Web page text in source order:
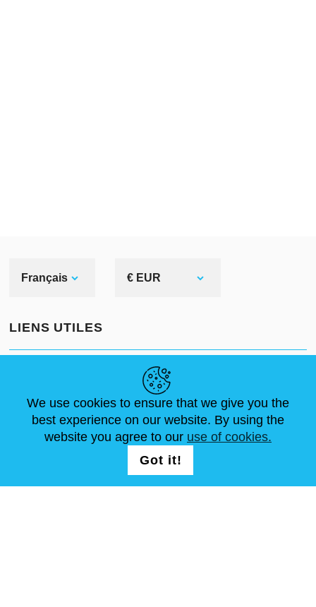
Français € EUR
LIENS UTILES
ABOUT USDIMENSIONS
NOUS CONTACTER
NOUS SUIVRE
REGISTRATION
We use cookies to ensure that we give you the
best experience on our website. By using the
website you agree to our use of cookies.
Got it!